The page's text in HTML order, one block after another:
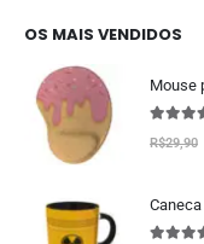
OS MAIS VENDIDOS
Mouse
R$29,90